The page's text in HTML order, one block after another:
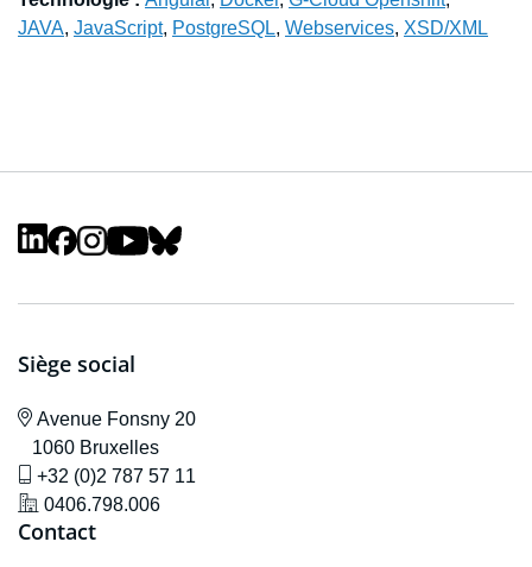
JAVA, JavaScript, PostgreSQL, Webservices, XSD/XML
Siège social
icône de localisation
Avenue Fonsny 20
1060 Bruxelles
icône de gsm
+32 (0)2 787 57 11
icône de localisation
0406.798.006
Contact